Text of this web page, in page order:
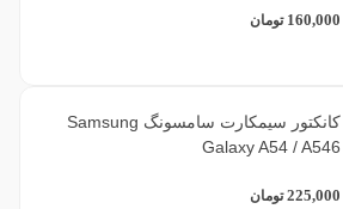
160,000 تومان
کانکتور سیمکارت سامسونگ Samsung
Galaxy A54 / A546
225,000 تومان